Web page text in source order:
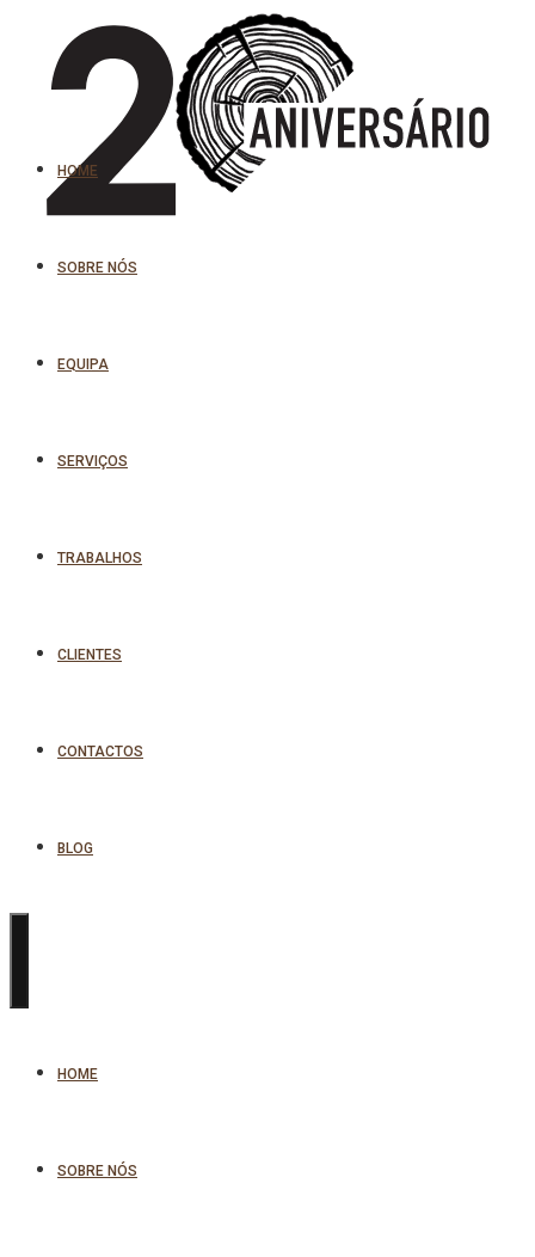
HOME
SOBRE NÓS
EQUIPA
SERVIÇOS
TRABALHOS
CLIENTES
CONTACTOS
BLOG
HOME
SOBRE NÓS